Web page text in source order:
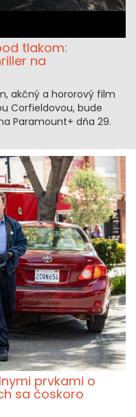
tlakom:
na
akčný a hororový film
Corfieldovou, bude
Paramount+ dňa 29.
prvkami o
sa čoskoro